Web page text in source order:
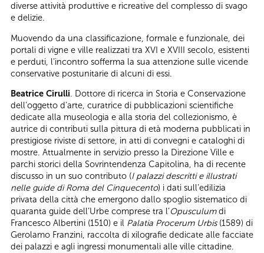
diverse attività produttive e ricreative del complesso di svago
e delizie.
Muovendo da una classificazione, formale e funzionale, dei
portali di vigne e ville realizzati tra XVI e XVIII secolo, esistenti
e perduti, l’incontro sofferma la sua attenzione sulle vicende
conservative postunitarie di alcuni di essi.
Beatrice Cirulli. Dottore di ricerca in Storia e Conservazione
dell’oggetto d’arte, curatrice di pubblicazioni scientifiche
dedicate alla museologia e alla storia del collezionismo, è
autrice di contributi sulla pittura di età moderna pubblicati in
prestigiose riviste di settore, in atti di convegni e cataloghi di
mostre. Attualmente in servizio presso la Direzione Ville e
parchi storici della Sovrintendenza Capitolina, ha di recente
discusso in un suo contributo (I palazzi descritti e illustrati
nelle guide di Roma del Cinquecento) i dati sull’edilizia
privata della città che emergono dallo spoglio sistematico di
quaranta guide dell’Urbe comprese tra l’Opusculumdi
Francesco Albertini (1510) e il Palatia Procerum Urbis(1589) di
Gerolamo Franzini, raccolta di xilografie dedicate alle facciate
dei palazzi e agli ingressi monumentali alle ville cittadine.